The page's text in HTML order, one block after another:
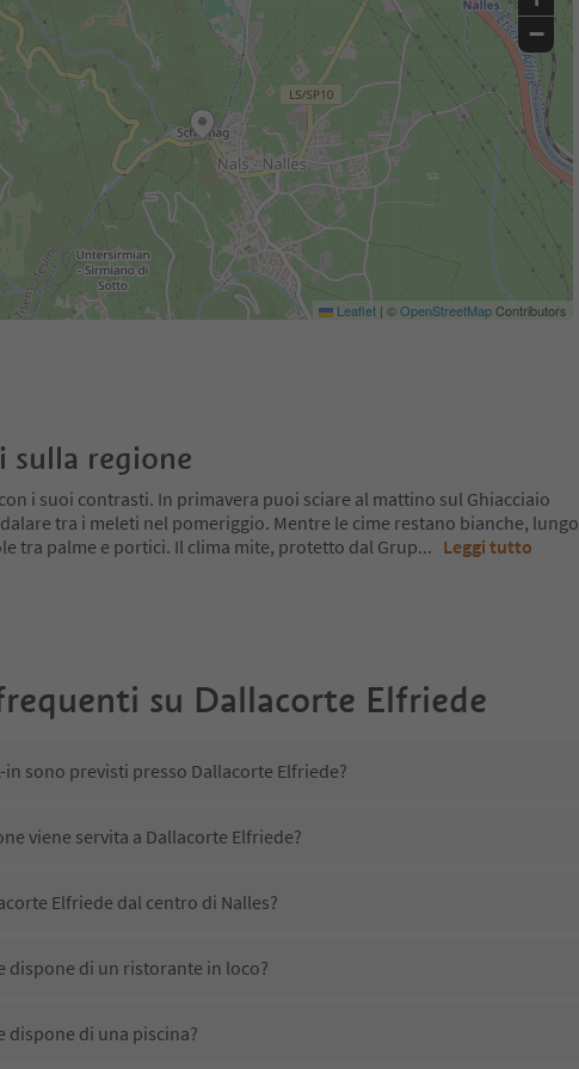
−
Leaflet | ©OpenStreetMapContributors
sulla regione
i suoi contrasti. In primavera puoi sciare al mattino sul Ghiacciaio
tra i meleti nel pomeriggio. Mentre le cime restano bianche, lungo
tra palme e portici. Il clima mite, protetto dal Grup... Leggi tutto
su Dallacorte Elfriede
in sono previsti presso Dallacorte Elfriede?
viene servita a Dallacorte Elfriede?
Elfriede dal centro di Nalles?
dispone di un ristorante in loco?
dispone di una piscina?